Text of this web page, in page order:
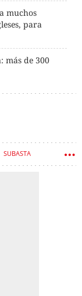
muchos
para
más de 300
SUBASTA